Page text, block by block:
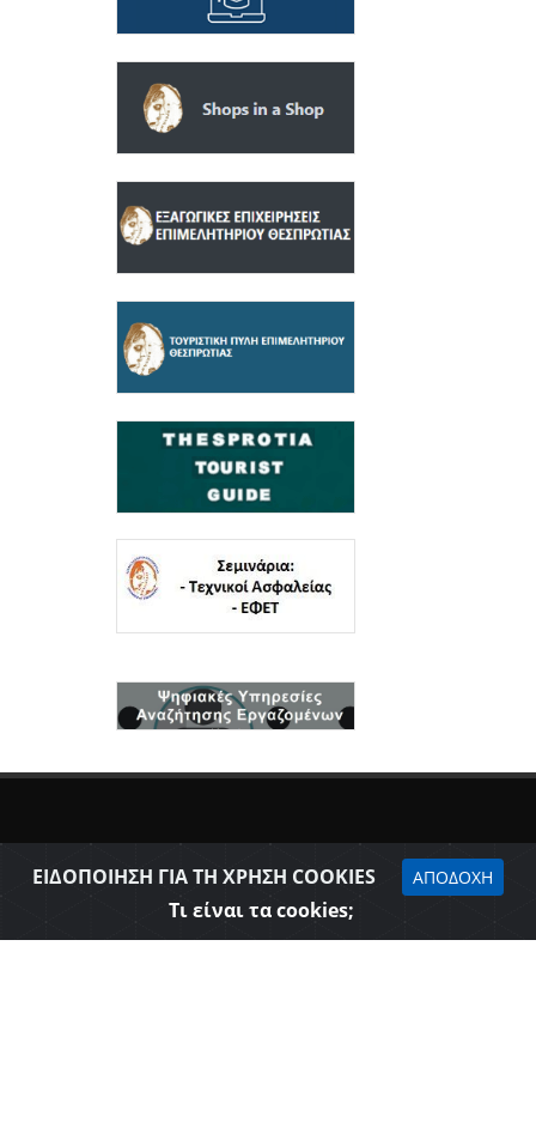
Δήλωση προσβασιμότητας
ΕΙΔΟΠΟΙΗΣΗ ΓΙΑ ΤΗ ΧΡΗΣΗ COOKIES ΑΠΟΔΟΧΗ
Τι είναι τα cookies;